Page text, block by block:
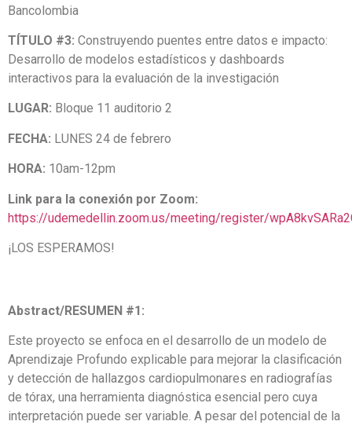
Bancolombia
TÍTULO #3: Construyendo puentes entre datos e impacto:
Desarrollo de modelos estadísticos y dashboards
interactivos para la evaluación de la investigación
LUGAR: Bloque 11 auditorio 2
FECHA: LUNES 24 de febrero
HORA: 10am-12pm
Link para la conexión por Zoom:
https://udemedellin.zoom.us/meeting/register/
¡LOS ESPERAMOS!
Abstract/RESUMEN #1:
Este proyecto se enfoca en el desarrollo de un modelo de
Aprendizaje Profundo explicable para mejorar la clasificación
y detección de hallazgos cardiopulmonares en radiografías
de tórax, una herramienta diagnóstica esencial pero cuya
interpretación puede ser variable. A pesar del potencial de la